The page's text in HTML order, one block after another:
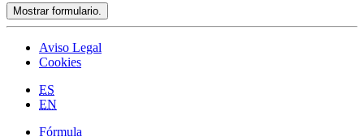
Mostrar formulario.
Aviso Legal
Cookies
ES
EN
Fórmula